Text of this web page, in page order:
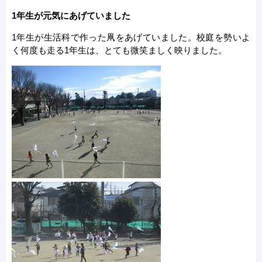
1年生が元気にあげていました
1年生が生活科で作った凧をあげていました。校庭を勢いよ
く何度も走る1年生は、とても微笑ましく映りました。